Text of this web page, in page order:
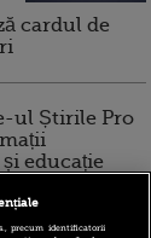
cardul de
ul Știrile Pro
educație
precum identificatorii